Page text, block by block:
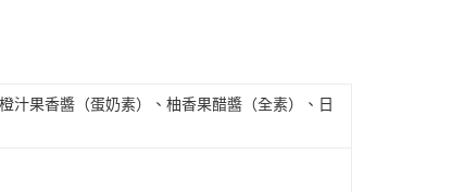
汁果香醬（蛋奶素）、柚香果醋醬（全素）、日